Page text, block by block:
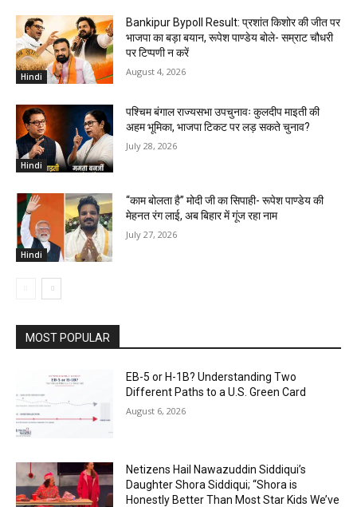
Hindi
Bankipur Bypoll Result: प्रशांत किशोर की जीत पर
भाजपा का बड़ा बयान, रूपेश पाण्डेय बोले- सम्राट चौधरी
पर टिप्पणी न करें
August 4, 2026
Hindi
पश्चिम बंगाल राज्यसभा उपचुनावः कुलदीप माइती की
अहम भूमिका, भाजपा टिकट पर लड़ सकते चुनाव?
July 28, 2026
Hindi
“काम बोलता है” मोदी जी का सिपाही- रूपेश पाण्डेय की
मेहनत रंग लाई, अब बिहार में गूंज रहा नाम
July 27, 2026
MOST POPULAR
EB-5 or H-1B? Understanding Two
Different Paths to a U.S. Green Card
August 6, 2026
Netizens Hail Nawazuddin Siddiqui’s
Daughter Shora Siddiqui; “Shora is
Honestly Better Than Most Star Kids We’ve